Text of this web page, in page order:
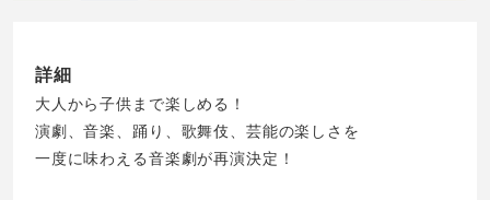
詳細
大人から子供まで楽しめる！
演劇、音楽、踊り、歌舞伎、芸能の楽しさを
一度に味わえる音楽劇が再演決定！